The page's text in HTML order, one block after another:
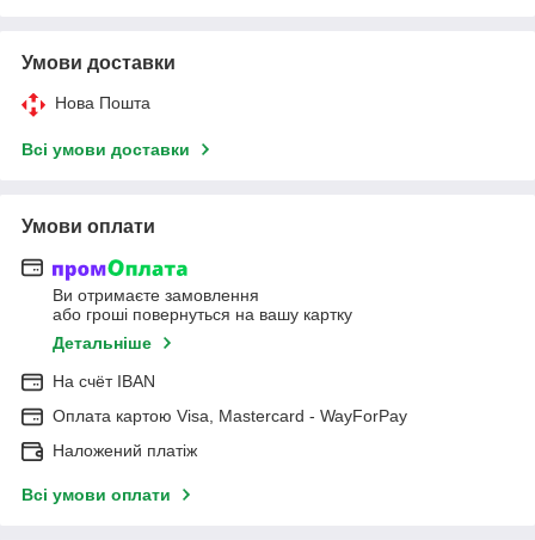
Умови доставки
Нова Пошта
Всі умови доставки
Умови оплати
Ви отримаєте замовлення
або гроші повернуться на вашу картку
Детальніше
На cчёт IBAN
Оплата картою Visa, Mastercard - WayForPay
Наложений платіж
Всі умови оплати